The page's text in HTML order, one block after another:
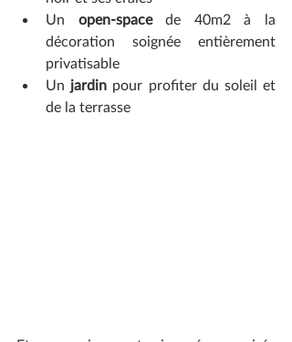
Un open-space de 40m2 à la
décoration soignée entièrement
privatisable
Un jardin pour profiter du soleil et
de la terrasse